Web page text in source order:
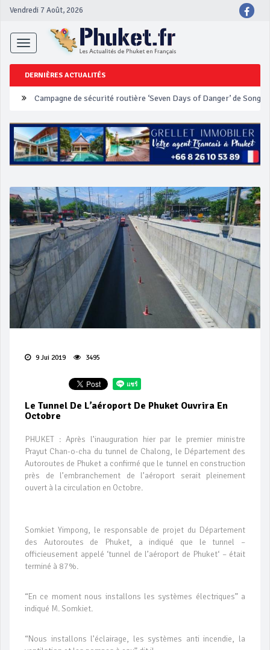
Vendredi 7 Août, 2026
Toggle
navigation
DERNIÈRES ACTUALITÉS
Campagne de sécurité routière ‘Seven Days of Danger’ de
Un touriste français blessé en se faisant arracher son collier en
Phuket Peranakan Festival
‘Phuket Eye’ assurera la sécurité pendant Songkran
9 Jui 2019 3495
Le Tunnel De L’aéroport De Phuket Ouvrira En
Octobre
PHUKET : Après l’inauguration hier par le premier ministre
Prayut Chan-o-cha du tunnel de Chalong, le Département des
Autoroutes de Phuket a confirmé que le tunnel en construction
près de l’embranchement de l’aéroport serait pleinement
ouvert à la circulation en Octobre.
Somkiet Yimpong, le responsable de projet du Département
des Autoroutes de Phuket, a indiqué que le tunnel –
officieusement appelé ‘tunnel de l’aéroport de Phuket‘ – était
terminé à 87%.
“En ce moment nous installons les systèmes électriques” a
indiqué M. Somkiet.
“Nous installons l’éclairage, les systèmes anti incendie, la